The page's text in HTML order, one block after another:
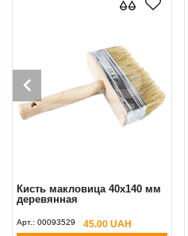
Кисть макловица 40х140 мм
деревянная
Арт.: 00093529 45.00 UAH